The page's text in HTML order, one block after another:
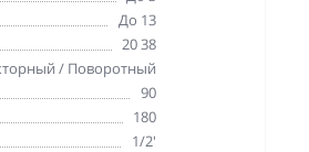
До 13
20 38
/ Поворотный
90
180
1/2'